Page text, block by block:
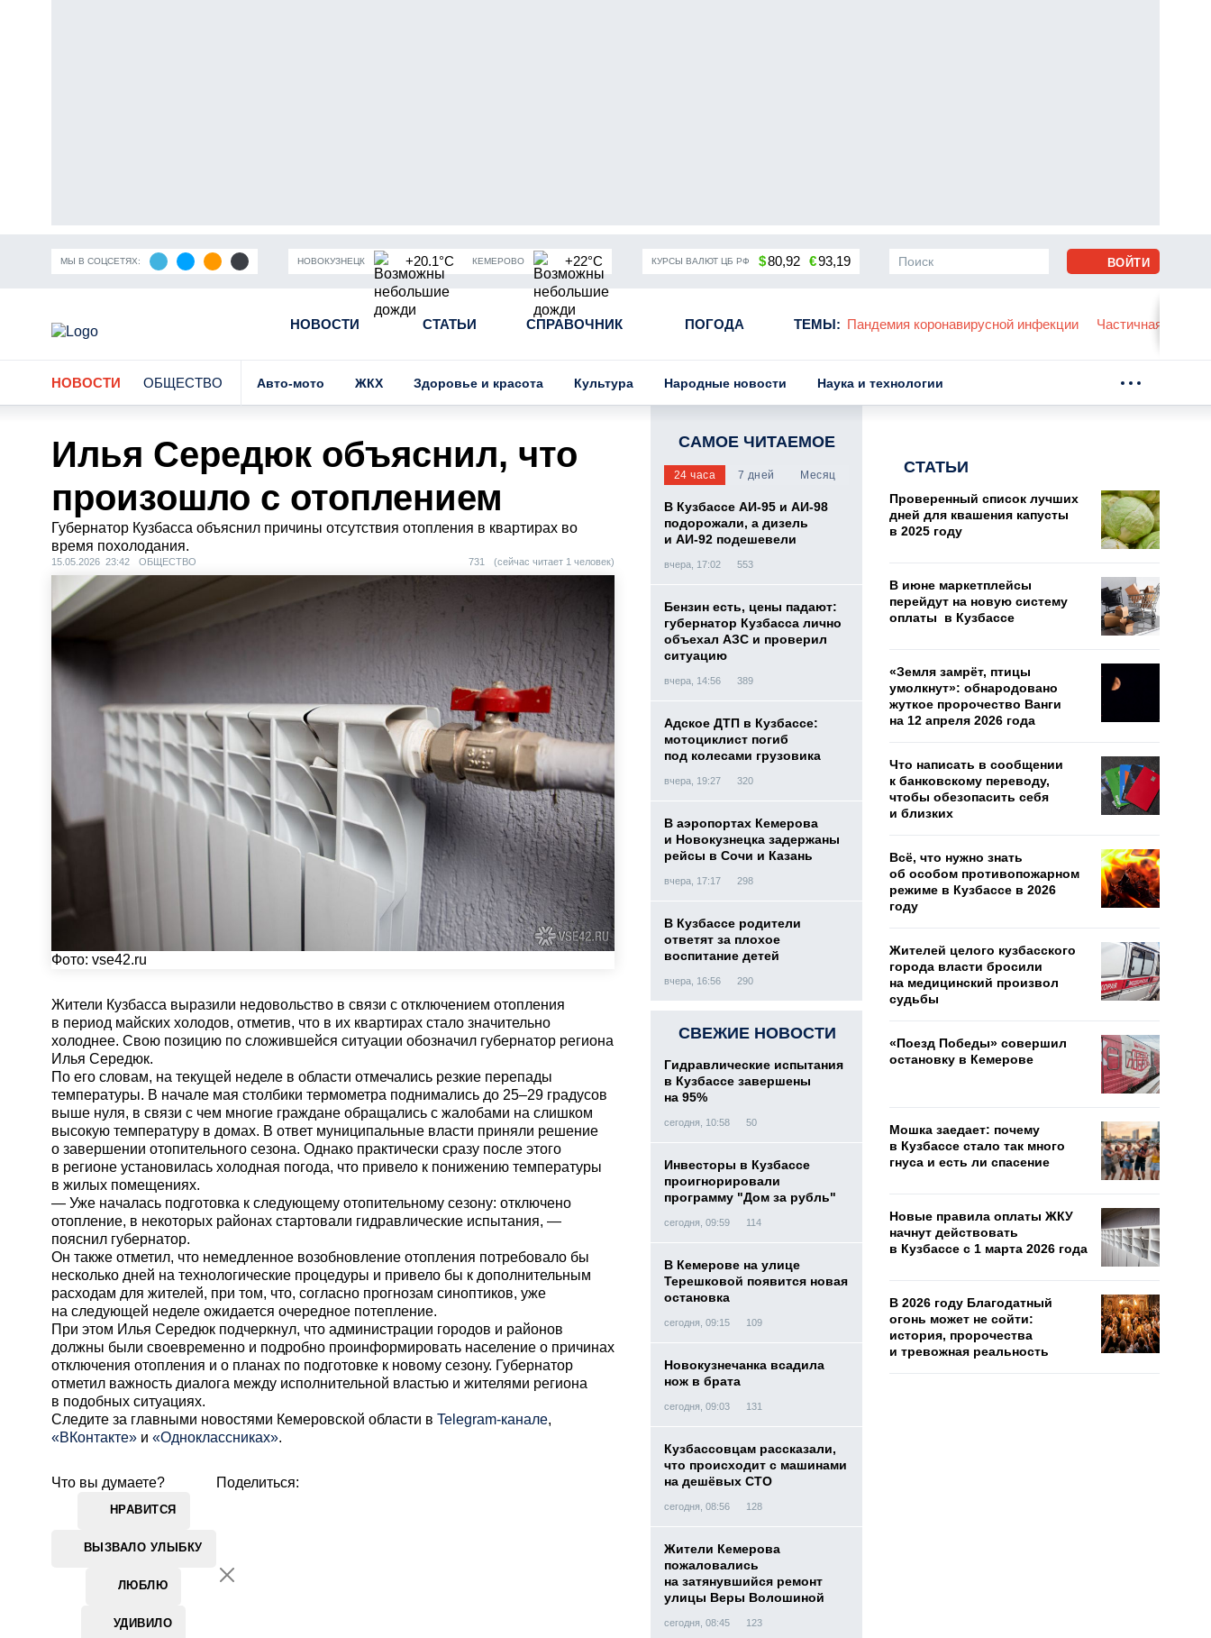
МЫ В СОЦСЕТЯХ: НОВОКУЗНЕЦК +20.1°C КЕМЕРОВО +22°C КУРСЫ ВАЛЮТ ЦБ РФ $80,92 €93,19
НОВОСТИ СТАТЬИ СПРАВОЧНИК ПОГОДА ТЕМЫ:
Кузбасса Пандемия коронавирусной инфекции Частичная мобилизация в России Угольная промышленность Кузбасса Пандемия коронавирусной инфекции Частичная
ВОЙТИ
НОВОСТИ ОБЩЕСТВО Авто-мото ЖКХ Здоровье и красота Культура Народные новости Наука и технологии
Илья Середюк объяснил, что
произошло с отоплением
Губернатор Кузбасса объяснил причины отсутствия отопления в квартирах во
время похолодания.
15.05.2026 23:42 ОБЩЕСТВО 731 (сейчас читает 1 человек)
Фото: vse42.ru
Жители Кузбасса выразили недовольство в связи с отключением отопления
в период майских холодов, отметив, что в их квартирах стало значительно
холоднее. Свою позицию по сложившейся ситуации обозначил губернатор региона
Илья Середюк.
По его словам, на текущей неделе в области отмечались резкие перепады
температуры. В начале мая столбики термометра поднимались до 25–29 градусов
выше нуля, в связи с чем многие граждане обращались с жалобами на слишком
высокую температуру в домах. В ответ муниципальные власти приняли решение
о завершении отопительного сезона. Однако практически сразу после этого
в регионе установилась холодная погода, что привело к понижению температуры
в жилых помещениях.
— Уже началась подготовка к следующему отопительному сезону: отключено
отопление, в некоторых районах стартовали гидравлические испытания, —
пояснил губернатор.
Он также отметил, что немедленное возобновление отопления потребовало бы
несколько дней на технологические процедуры и привело бы к дополнительным
расходам для жителей, при том, что, согласно прогнозам синоптиков, уже
на следующей неделе ожидается очередное потепление.
При этом Илья Середюк подчеркнул, что администрации городов и районов
должны были своевременно и подробно проинформировать население о причинах
отключения отопления и о планах по подготовке к новому сезону. Губернатор
отметил важность диалога между исполнительной властью и жителями региона
в подобных ситуациях.
Cледите за главными новостями Кемеровской области в Telegram-канале,
«ВКонтакте» и «Одноклассниках».
Что вы думаете?
НРАВИТСЯ
ВЫЗВАЛО УЛЫБКУ
ЛЮБЛЮ
УДИВИЛО
Поделиться:
САМОЕ ЧИТАЕМОЕ
24 часа 7 дней Месяц
В Кузбассе АИ-95 и АИ-98
подорожали, а дизель
и АИ-92 подешевели
вчера, 17:02 553
Бензин есть, цены падают:
губернатор Кузбасса лично
объехал АЗС и проверил
ситуацию
вчера, 14:56 389
Адское ДТП в Кузбассе:
мотоциклист погиб
под колесами грузовика
вчера, 19:27 320
В аэропортах Кемерова
и Новокузнецка задержаны
рейсы в Сочи и Казань
вчера, 17:17 298
В Кузбассе родители
ответят за плохое
воспитание детей
вчера, 16:56 290
СВЕЖИЕ НОВОСТИ
Гидравлические испытания
в Кузбассе завершены
на 95%
сегодня, 10:58 50
Инвесторы в Кузбассе
проигнорировали
программу "Дом за рубль"
сегодня, 09:59 114
В Кемерове на улице
Терешковой появится новая
остановка
сегодня, 09:15 109
Новокузнечанка всадила
нож в брата
сегодня, 09:03 131
Кузбассовцам рассказали,
что происходит с машинами
на дешёвых СТО
сегодня, 08:56 128
Жители Кемерова
пожаловались
на затянувшийся ремонт
улицы Веры Волошиной
сегодня, 08:45 123
СТАТЬИ
Проверенный список лучших
дней для квашения капусты
в 2025 году
В июне маркетплейсы
перейдут на новую систему
оплаты в Кузбассе
«Земля замрёт, птицы
умолкнут»: обнародовано
жуткое пророчество Ванги
на 12 апреля 2026 года
Что написать в сообщении
к банковскому переводу,
чтобы обезопасить себя
и близких
Всё, что нужно знать
об особом противопожарном
режиме в Кузбассе в 2026
году
Жителей целого кузбасского
города власти бросили
на медицинский произвол
судьбы
«Поезд Победы» совершил
остановку в Кемерове
Мошка заедает: почему
в Кузбассе стало так много
гнуса и есть ли спасение
Новые правила оплаты ЖКУ
начнут действовать
в Кузбассе с 1 марта 2026 года
В 2026 году Благодатный
огонь может не сойти:
история, пророчества
и тревожная реальность